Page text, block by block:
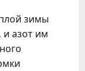
зимы
азот им